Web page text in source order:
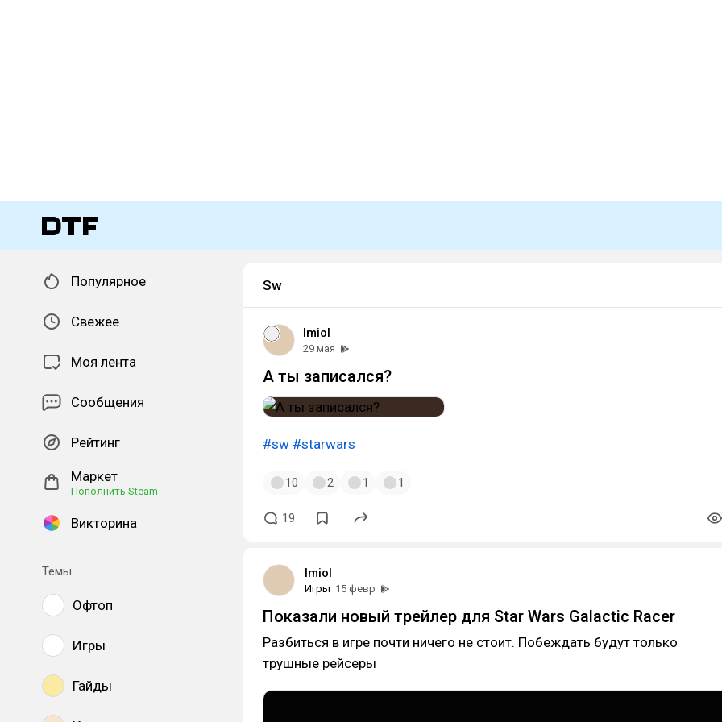
Популярное
Свежее
Моя лента
Сообщения
Рейтинг
Маркет
Пополнить Steam
Викторина
Темы
Офтоп
Игры
Гайды
Sw
lmiol
29 мая
А ты записался?
#sw #starwars
10 2 1 1
19
lmiol
Игры 15 февр
Показали новый трейлер для Star Wars Galactic Racer
Разбиться в игре почти ничего не стоит. Побеждать будут только
трушные рейсеры